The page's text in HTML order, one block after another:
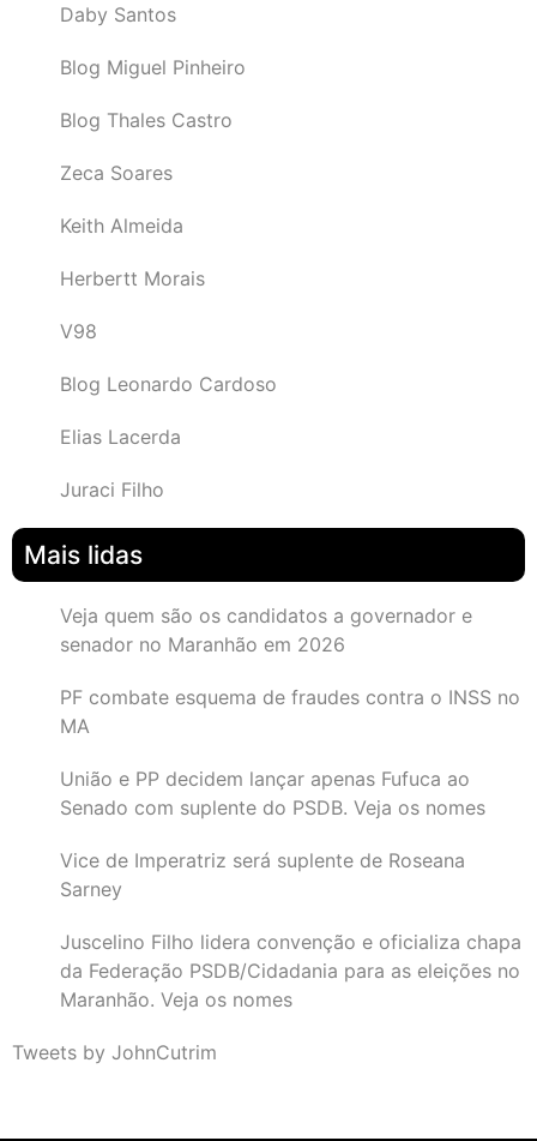
Daby Santos
Blog Miguel Pinheiro
Blog Thales Castro
Zeca Soares
Keith Almeida
Herbertt Morais
V98
Blog Leonardo Cardoso
Elias Lacerda
Juraci Filho
Mais lidas
Veja quem são os candidatos a governador e
senador no Maranhão em 2026
PF combate esquema de fraudes contra o INSS no
MA
União e PP decidem lançar apenas Fufuca ao
Senado com suplente do PSDB. Veja os nomes
Vice de Imperatriz será suplente de Roseana
Sarney
Juscelino Filho lidera convenção e oficializa chapa
da Federação PSDB/Cidadania para as eleições no
Maranhão. Veja os nomes
Tweets by JohnCutrim